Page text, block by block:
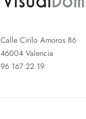
Calle Cirilo Amoros 86
46004 Valencia
96 167 22 19